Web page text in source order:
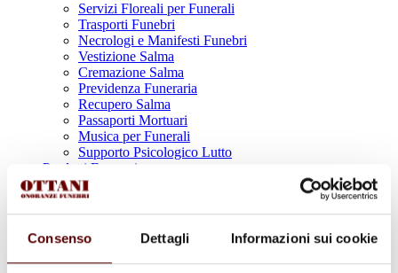
Consenso Dettagli Informazioni sui cookie
Servizi Floreali per Funerali
Trasporti Funebri
Necrologi e Manifesti Funebri
Vestizione Salma
Cremazione Salma
Previdenza Funeraria
Recupero Salma
Passaporti Mortuari
Musica per Funerali
Supporto Psicologico Lutto
Prodotti Funerari
Lapidi, Lastre tombali e Monumenti Funerari
Urne Cinerarie
Allestimento Funebre
Cofani Funebri
In caso di decesso
Necrologi